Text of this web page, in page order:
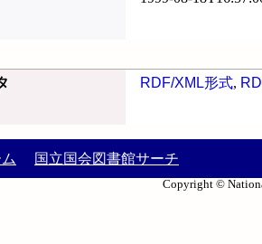
RDF/XML形式,
国立国会図書館サーチ
Copyright ©